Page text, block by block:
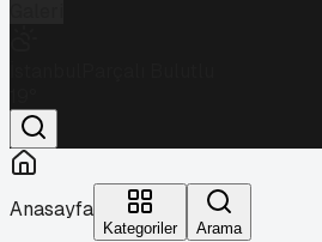
Anasayfa
Kategoriler Arama